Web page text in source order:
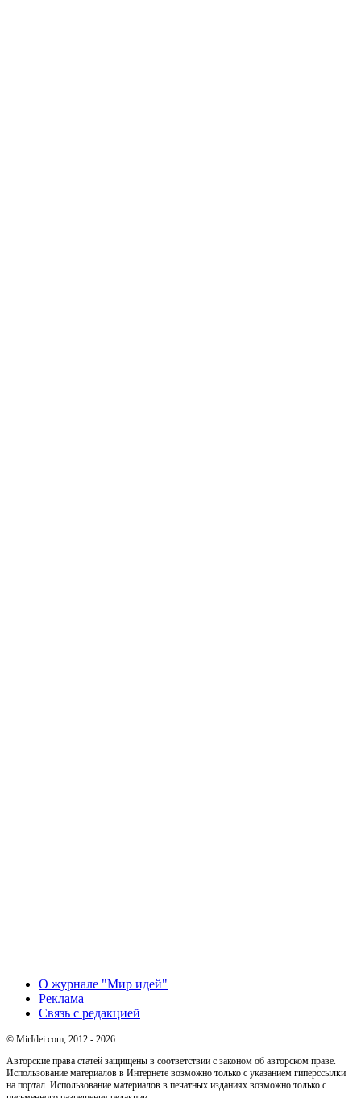
О журнале "Мир идей"
Реклама
Связь с редакцией
© MirIdei.com, 2012 - 2026
Авторские права статей защищены в соответствии с законом об авторском праве.
Использование материалов в Интернете возможно только с указанием гиперссылки
на портал. Использование материалов в печатных изданиях возможно только с